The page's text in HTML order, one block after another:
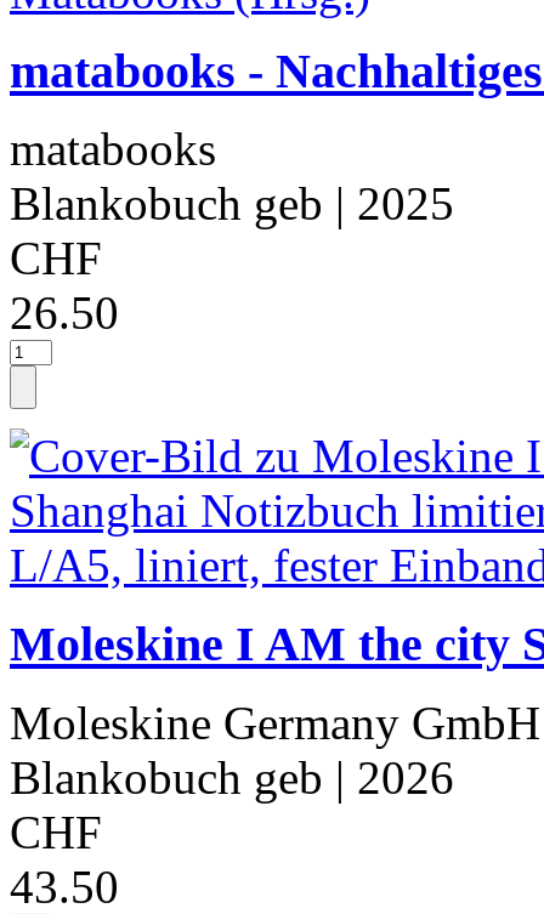
matabooks -
matabooks
Blankobuch geb | 2025
CHF
26.50
Moleskine I AM the city
Moleskine Germany GmbH
Blankobuch geb | 2026
CHF
43.50